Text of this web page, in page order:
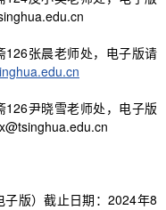
126张晨老师处，电子版请
尹晓雪老师处，电子版
版）截止日期：2024年8